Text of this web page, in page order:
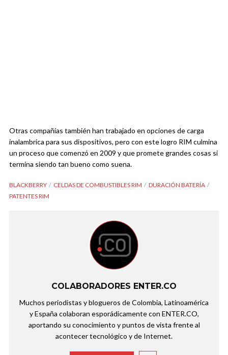
Otras compañías también han trabajado en opciones de carga
inalambrica para sus dispositivos, pero con este logro RIM culmina
un proceso que comenzó en 2009 y que promete grandes cosas si
termina siendo tan bueno como suena.
BLACKBERRY CELDAS DE COMBUSTIBLES RIM
DURACIÓN BATERÍA
PATENTES RIM
COLABORADORES ENTER.CO
Muchos periodistas y blogueros de Colombia, Latinoamérica
y España colaboran esporádicamente con ENTER.CO,
aportando su conocimiento y puntos de vista frente al
acontecer tecnológico y de Internet.